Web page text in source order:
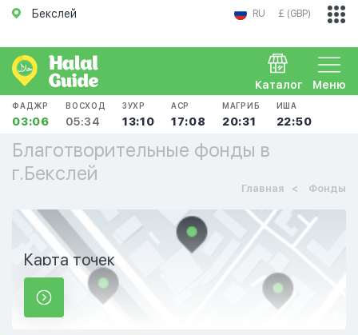
Бекслей RU £ (GBP)
Меню
Каталог
ФАДЖР
03:06
ВОСХОД
05:34
ЗУХР
13:10
АСР
17:08
МАГРИБ
20:31
ИША
22:50
Благотворительные фонды в
г.Бекслей
Главная Фонды
Карта точек